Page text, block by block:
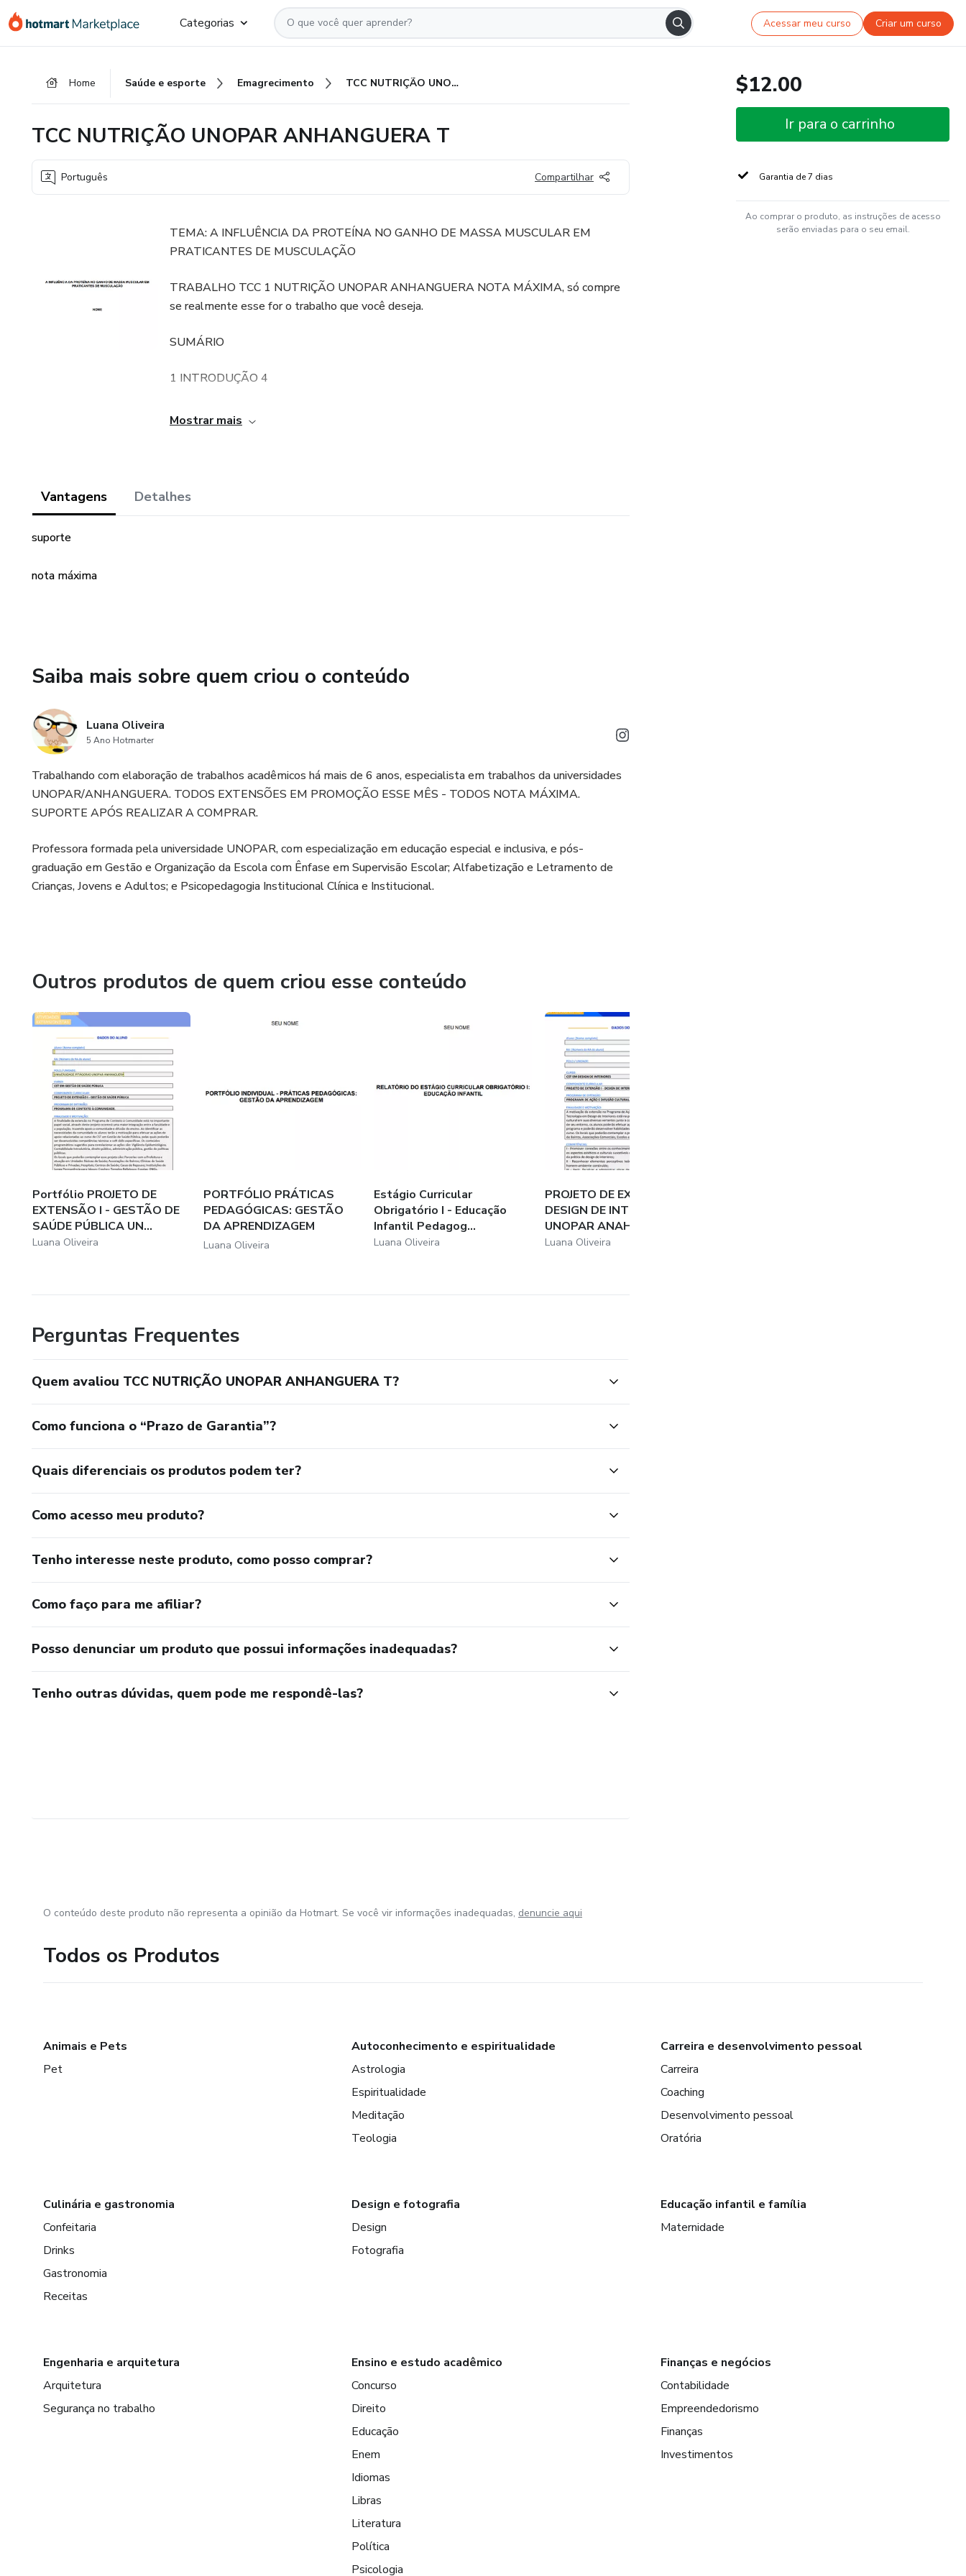
para
para
para
Categorias Acessar meu curso Criar um curso
Home Saúde e esporte Emagrecimento TCC NUTRIÇÃO UNOPAR ANHANGUERA T
TCC NUTRIÇÃO UNOPAR ANHANGUERA T
Português Compartilhar
TEMA: A INFLUÊNCIA DA PROTEÍNA NO GANHO DE MASSA MUSCULAR EM
PRATICANTES DE MUSCULAÇÃO
TRABALHO TCC 1 NUTRIÇÃO UNOPAR ANHANGUERA NOTA MÁXIMA, só compre
se realmente esse for o trabalho que você deseja.
SUMÁRIO
1 INTRODUÇÃO 4
2 JUSTIFICATIVA 6
Mostrar mais
Vantagens Detalhes
suporte
nota máxima
Saiba mais sobre quem criou o conteúdo
Luana Oliveira
5 Ano Hotmarter
Trabalhando com elaboração de trabalhos acadêmicos há mais de 6 anos, especialista em trabalhos da universidades
UNOPAR/ANHANGUERA. TODOS EXTENSÕES EM PROMOÇÃO ESSE MÊS - TODOS NOTA MÁXIMA.
SUPORTE APÓS REALIZAR A COMPRAR.
Professora formada pela universidade UNOPAR, com especialização em educação especial e inclusiva, e pós-
graduação em Gestão e Organização da Escola com Ênfase em Supervisão Escolar; Alfabetização e Letramento de
Crianças, Jovens e Adultos; e Psicopedagogia Institucional Clínica e Institucional.
Outros produtos de quem criou esse conteúdo
Portfólio PROJETO DE
EXTENSÃO I - GESTÃO DE
SAÚDE PÚBLICA UN...
Luana Oliveira
PORTFÓLIO PRÁTICAS
PEDAGÓGICAS: GESTÃO
DA APRENDIZAGEM
CURSO...
Luana Oliveira
Estágio Curricular
Obrigatório I - Educação
Infantil Pedagog...
Luana Oliveira
PROJETO DE EXTENSÃO I -
DESIGN DE INTERIORES
UNOPAR ANAHNGUE...
Luana Oliveira
Perguntas Frequentes
Quem avaliou TCC NUTRIÇÃO UNOPAR ANHANGUERA T?
Como funciona o “Prazo de Garantia”?
Quais diferenciais os produtos podem ter?
Como acesso meu produto?
Tenho interesse neste produto, como posso comprar?
Como faço para me afiliar?
Posso denunciar um produto que possui informações inadequadas?
Tenho outras dúvidas, quem pode me respondê-las?
$12.00
Ir para o carrinho
Garantia de 7 dias
Ao comprar o produto, as instruções de acesso
serão enviadas para o seu email.
O conteúdo deste produto não representa a opinião da Hotmart. Se você vir informações inadequadas, denuncie aqui
Todos os Produtos
Animais e Pets
Pet
Autoconhecimento e espiritualidade
Astrologia
Espiritualidade
Meditação
Teologia
Carreira e desenvolvimento pessoal
Carreira
Coaching
Desenvolvimento pessoal
Oratória
Culinária e gastronomia
Confeitaria
Drinks
Gastronomia
Receitas
Design e fotografia
Design
Fotografia
Educação infantil e família
Maternidade
Engenharia e arquitetura
Arquitetura
Segurança no trabalho
Ensino e estudo acadêmico
Concurso
Direito
Educação
Enem
Idiomas
Libras
Literatura
Política
Psicologia
Finanças e negócios
Contabilidade
Empreendedorismo
Finanças
Investimentos